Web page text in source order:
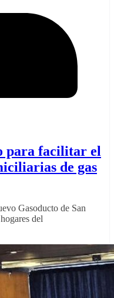
para facilitar el
de gas
Gasoducto de San
del